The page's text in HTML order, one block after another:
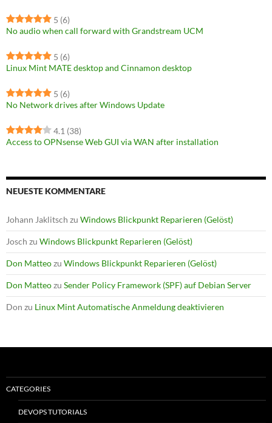
5 (6)
No audio when call forward with Grandstream UCM
5 (6)
Linux Mint MATE desktop and Cinnamon desktop
5 (6)
No Network drives after Windows Update
4.1 (38)
Access to OPNsense Web GUI via WAN after installation
NEUESTE KOMMENTARE
Johann Jaklitsch zu Windows Blickpunkt Reparieren (Gelöst)
Josch zu Windows Blickpunkt Reparieren (Gelöst)
Don Matteozu Windows Blickpunkt Reparieren (Gelöst)
Don Matteozu Sender Policy Framework (SPF) auf Debian Server
Don zu Linux Mint Automatische Anmeldung deaktivieren
CATEGORIES
DEVOPS TUTORIALS